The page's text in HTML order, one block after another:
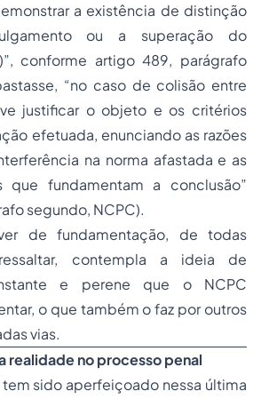
a existência de distinção
ou a superação do
conforme artigo 489, parágrafo
“no caso de colisão entre
justificar o objeto e os critérios
efetuada, enunciando as razões
na norma afastada e as
que fundamentam a conclusão”
segundo, NCPC).
de fundamentação, de todas
contempla a ideia de
e perene que o NCPC
o que também o faz por outros
vias.
realidade no processo penal
sido aperfeiçoado nessa última